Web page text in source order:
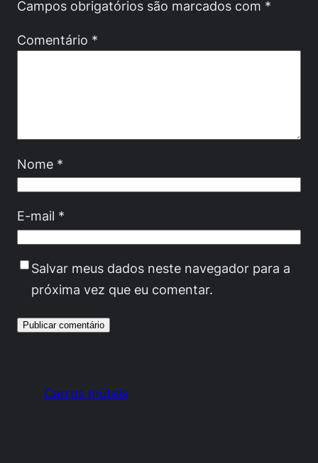
Campos obrigatórios são marcados com *
Comentário *
Nome *
E-mail *
Salvar meus dados neste navegador para a
próxima vez que eu comentar.
Carros Inúteis